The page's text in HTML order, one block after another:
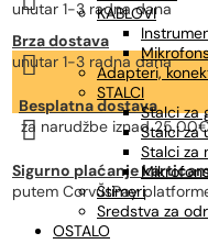
KABLOVI
Adapteri,
STALCI
Stalci za
Stalci za
Stalci za
Štimeri
Sredstva za
OSTALO
unutar 1-3 radna dana
Brza dostava
unutar 1-3 radna dana

Besplatna dostava
za narudžbe iznad

Sigurno plaćanje
putem CorvusPay